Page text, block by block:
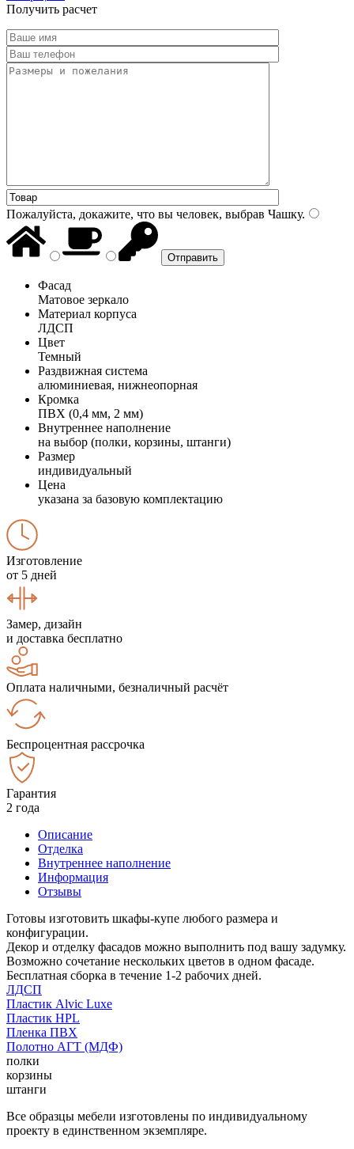
Получить расчет
Пожалуйста, докажите, что вы человек, выбрав Чашку.
Фасад
Матовое зеркало
Материал корпуса
ЛДСП
Цвет
Темный
Раздвижная система
алюминиевая, нижнеопорная
Кромка
ПВХ (0,4 мм, 2 мм)
Внутреннее наполнение
на выбор (полки, корзины, штанги)
Размер
индивидуальный
Цена
указана за базовую комплектацию
Изготовление
от 5 дней
Замер, дизайн
и доставка бесплатно
Оплата наличными, безналичный расчёт
Беспроцентная рассрочка
Гарантия
2 года
Описание
Отделка
Внутреннее наполнение
Информация
Отзывы
Готовы изготовить шкафы-купе любого размера и
конфигурации.
Декор и отделку фасадов можно выполнить под вашу задумку.
Возможно сочетание нескольких цветов в одном фасаде.
Бесплатная сборка в течение 1-2 рабочих дней.
ЛДСП
Пластик Alvic Luxe
Пластик HPL
Пленка ПВХ
Полотно АГТ (МДФ)
полки
корзины
штанги
Все образцы мебели изготовлены по индивидуальному
проекту в единственном экземпляре.